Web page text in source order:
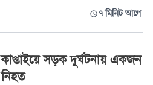
৭ মিনিট আগে
কাপ্তাইয়ে সড়ক দুর্ঘটনায় একজন
নিহত